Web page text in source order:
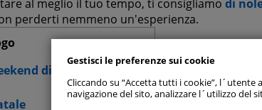
al meglio il tuo tempo, ti consigliamo di
perderti nemmeno un'esperienza.
di dicembre a
Gestisci le preferenze sui cookie
Cliccando su “Accetta tutti i cookie”,
navigazione del sito, analizzare l´utilizzo del
Cookie strettamente necessari
Cookie di prestazione